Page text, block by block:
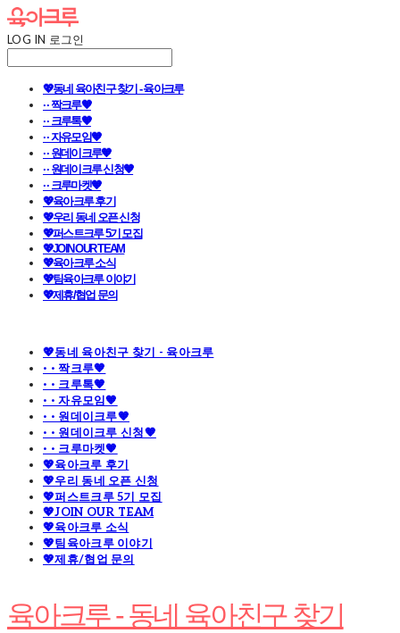
LOG IN 로그인
💖동네 육아친구 찾기 - 육아크루
· · 짝크루🧡
· · 크루톡🧡
· · 자유모임🧡
· · 원데이크루🧡
· · 원데이크루 신청🧡
· · 크루마켓🧡
💖육아크루 후기
💖우리 동네 오픈 신청
💖퍼스트크루 5기 모집
💖JOIN OUR TEAM
💖육아크루 소식
💖팀육아크루 이야기
💖제휴/협업 문의
💖동네 육아친구 찾기 - 육아크루
· · 짝크루🧡
· · 크루톡🧡
· · 자유모임🧡
· · 원데이크루🧡
· · 원데이크루 신청🧡
· · 크루마켓🧡
💖육아크루 후기
💖우리 동네 오픈 신청
💖퍼스트크루 5기 모집
💖JOIN OUR TEAM
💖육아크루 소식
💖팀육아크루 이야기
💖제휴/협업 문의
육아크루 - 동네 육아친구 찾기